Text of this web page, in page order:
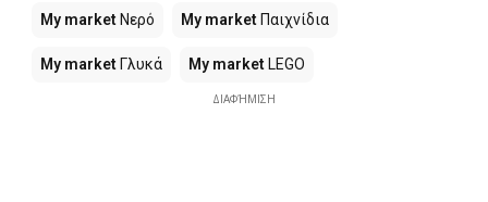
My market Νερό My market Παιχνίδια
My market Γλυκά My market LEGO
ΔΙΑΦΉΜΙΣΗ